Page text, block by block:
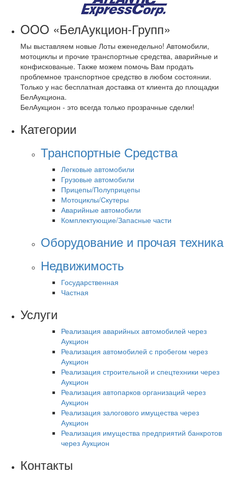
OOO «БелАукцион-Групп»
Мы выставляем новые Лоты еженедельно! Автомобили,
мотоциклы и прочие транспортные средства, аварийные и
конфискованые. Также можем помочь Вам продать
проблемное транспортное средство в любом состоянии.
Только у нас бесплатная доставка от клиента до площадки
БелАукциона.
БелАукцион - это всегда только прозрачные сделки!
Категории
Транспортные Средства
Легковые автомобили
Грузовые автомобили
Прицепы/Полуприцепы
Мотоциклы/Скутеры
Аварийные автомобили
Комплектующие/Запасные части
Оборудование и прочая техника
Недвижимость
Государственная
Частная
Услуги
Реализация аварийных автомобилей через
Аукцион
Реализация автомобилей с пробегом через
Аукцион
Реализация строительной и спецтехники через
Аукцион
Реализация автопарков организаций через
Аукцион
Реализация залогового имущества через
Аукцион
Реализация имущества предприятий банкротов
через Аукцион
Контакты